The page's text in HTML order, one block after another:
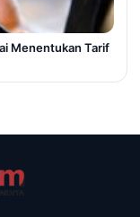
Menentukan Tarif